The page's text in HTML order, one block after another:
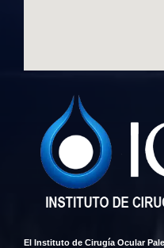
El Instituto de Cirugía Ocular